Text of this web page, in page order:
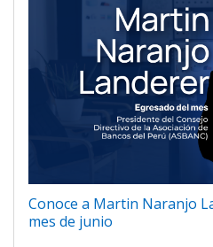
Conoce a Martin Naranjo
mes de junio